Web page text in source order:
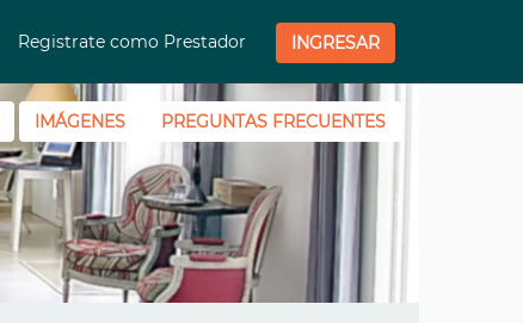
Registrate como Prestador INGRESAR
IMÁGENES PREGUNTAS FRECUENTES